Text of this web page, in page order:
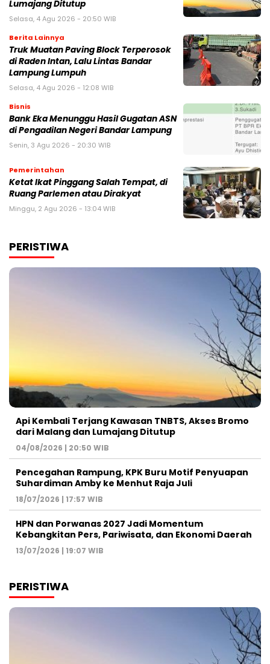
Lumajang Ditutup
Selasa, 4 Agu 2026 - 20:50 WIB
Berita Lainnya
Truk Muatan Paving Block Terperosok
di Raden Intan, Lalu Lintas Bandar
Lampung Lumpuh
Selasa, 4 Agu 2026 - 12:08 WIB
Bisnis
Bank Eka Menunggu Hasil Gugatan ASN
di Pengadilan Negeri Bandar Lampung
Senin, 3 Agu 2026 - 20:30 WIB
Pemerintahan
Ketat Ikat Pinggang Salah Tempat, di
Ruang Parlemen atau Dirakyat
Minggu, 2 Agu 2026 - 13:04 WIB
PERISTIWA
Api Kembali Terjang Kawasan TNBTS, Akses Bromo
dari Malang dan Lumajang Ditutup
04/08/2026 | 20:50 WIB
Pencegahan Rampung, KPK Buru Motif Penyuapan
Suhardiman Amby ke Menhut Raja Juli
18/07/2026 | 17:57 WIB
HPN dan Porwanas 2027 Jadi Momentum
Kebangkitan Pers, Pariwisata, dan Ekonomi Daerah
13/07/2026 | 19:07 WIB
PERISTIWA